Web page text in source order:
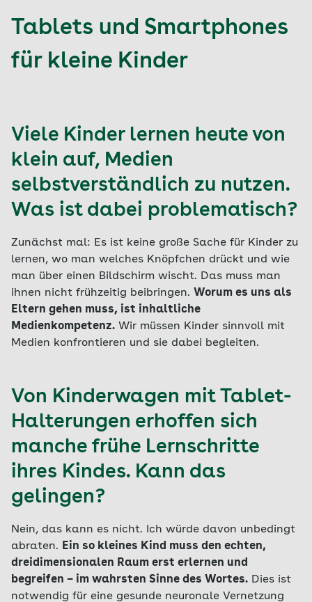
Tablets und Smartphones
für kleine Kinder
Viele Kinder lernen heute von
klein auf, Medien
selbstverständlich zu nutzen.
Was ist dabei problematisch?
Zunächst mal: Es ist keine große Sache für Kinder zu
lernen, wo man welches Knöpfchen drückt und wie
man über einen Bildschirm wischt. Das muss man
ihnen nicht frühzeitig beibringen. Worum es uns als
Eltern gehen muss, ist inhaltliche
Medienkompetenz. Wir müssen Kinder sinnvoll mit
Medien konfrontieren und sie dabei begleiten.
Von Kinderwagen mit Tablet-
Halterungen erhoffen sich
manche frühe Lernschritte
ihres Kindes. Kann das
gelingen?
Nein, das kann es nicht. Ich würde davon unbedingt
abraten. Ein so kleines Kind muss den echten,
dreidimensionalen Raum erst erlernen und
begreifen – im wahrsten Sinne des Wortes. Dies ist
notwendig für eine gesunde neuronale Vernetzung